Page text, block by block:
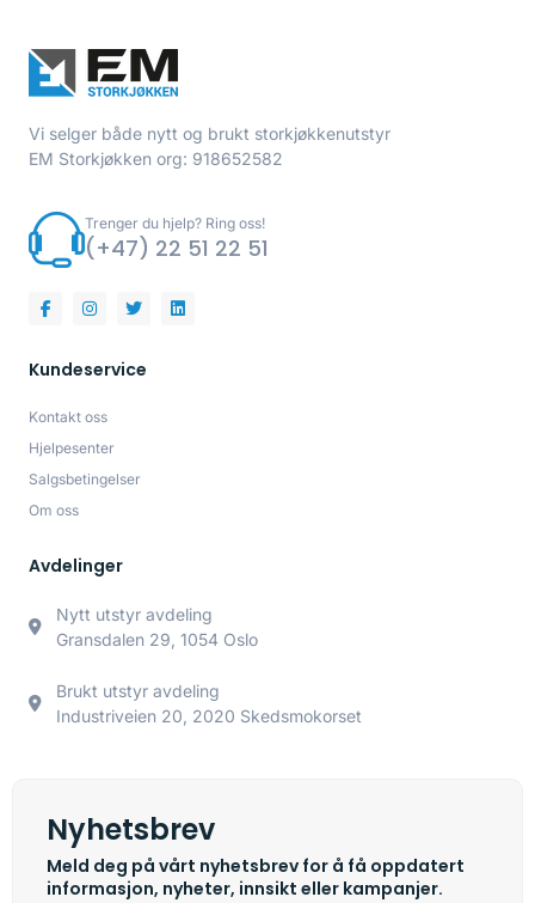
Vi selger både nytt og brukt storkjøkkenutstyr
EM Storkjøkken org: 918652582
Trenger du hjelp? Ring oss!
(+47) 22 51 22 51
Kundeservice
Kontakt oss
Hjelpesenter
Salgsbetingelser
Om oss
Avdelinger
Nytt utstyr avdeling
Gransdalen 29, 1054 Oslo
Brukt utstyr avdeling
Industriveien 20, 2020 Skedsmokorset
Nyhetsbrev
Meld deg på vårt nyhetsbrev for å få oppdatert
informasjon, nyheter, innsikt eller kampanjer.